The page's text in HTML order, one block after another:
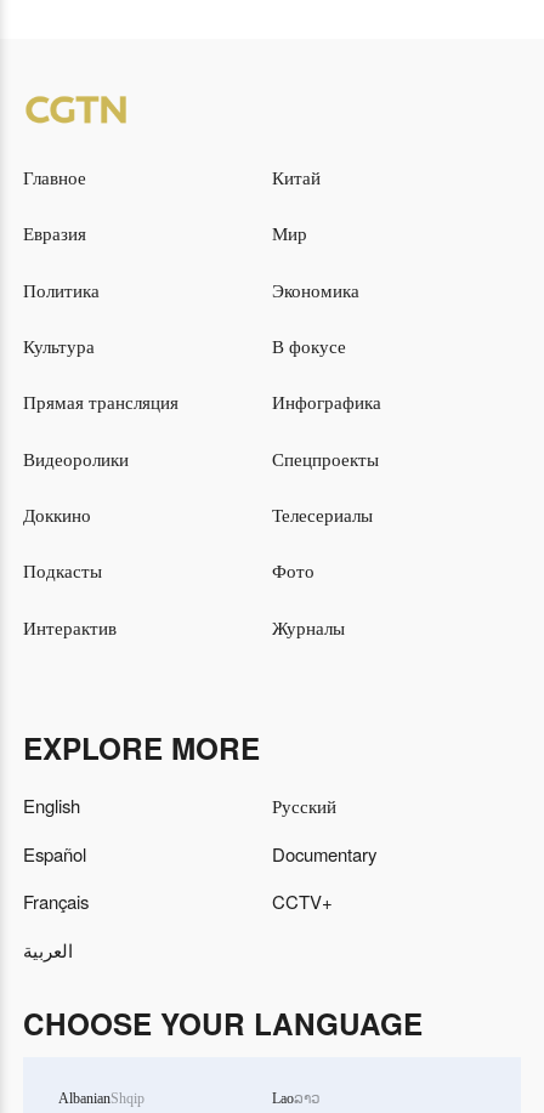
Главное Китай
Евразия Мир
Политика Экономика
Культура В фокусе
Прямая трансляция Инфографика
Видеоролики Спецпроекты
Доккино Телесериалы
Подкасты Фото
Интерактив Журналы
EXPLORE MORE
English
Español
Français
العربية
Русский
Documentary
CCTV+
CHOOSE YOUR LANGUAGE
AlbanianShqip Laoລາວ